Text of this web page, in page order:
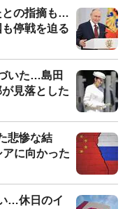
との指摘も…
停戦を迫る
いた…島田
見落とした
悲惨な結
に向かった
…休日のイ